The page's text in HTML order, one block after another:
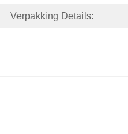
Verpakking Details: